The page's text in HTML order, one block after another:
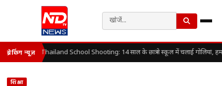
ब्रेकिंग न्यूज़ Thailand School Shooting: 14 साल के छात्र ने स्कूल में चलाई गोलियां,
शिक्षा